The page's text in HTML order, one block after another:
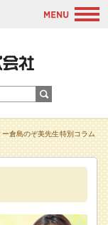
倉島のぞ美先生特別コラム